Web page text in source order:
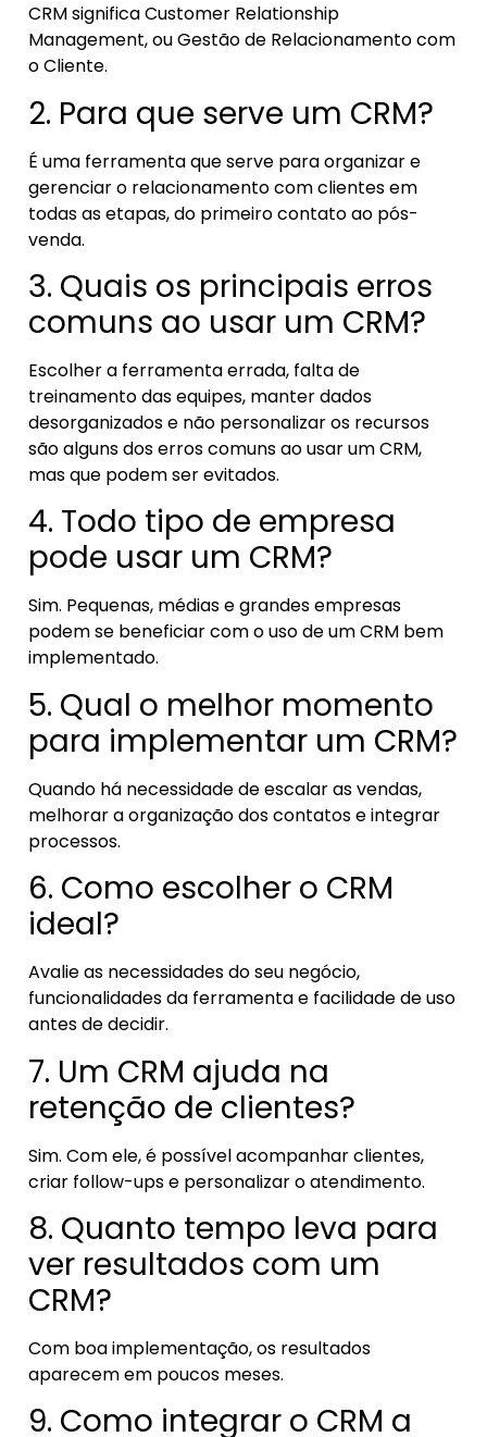
CRM significa Customer Relationship
Management, ou Gestão de Relacionamento com
o Cliente.
2. Para que serve um CRM?
É uma ferramenta que serve para organizar e
gerenciar o relacionamento com clientes em
todas as etapas, do primeiro contato ao pós-
venda.
3. Quais os principais erros
comuns ao usar um CRM?
Escolher a ferramenta errada, falta de
treinamento das equipes, manter dados
desorganizados e não personalizar os recursos
são alguns dos erros comuns ao usar um CRM,
mas que podem ser evitados.
4. Todo tipo de empresa
pode usar um CRM?
Sim. Pequenas, médias e grandes empresas
podem se beneficiar com o uso de um CRM bem
implementado.
5. Qual o melhor momento
para implementar um CRM?
Quando há necessidade de escalar as vendas,
melhorar a organização dos contatos e integrar
processos.
6. Como escolher o CRM
ideal?
Avalie as necessidades do seu negócio,
funcionalidades da ferramenta e facilidade de uso
antes de decidir.
7. Um CRM ajuda na
retenção de clientes?
Sim. Com ele, é possível acompanhar clientes,
criar follow-ups e personalizar o atendimento.
8. Quanto tempo leva para
ver resultados com um
CRM?
Com boa implementação, os resultados
aparecem em poucos meses.
9. Como integrar o CRM a